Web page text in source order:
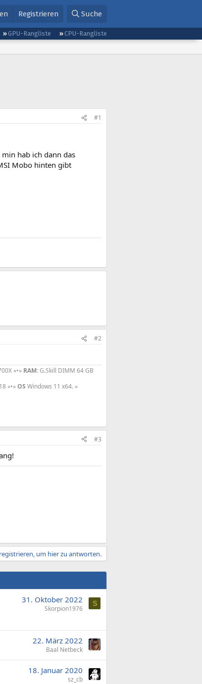
Registrieren Suche
GPU-Rangliste
CPU-Rangliste
#1
hab ich dann das
Mobo hinten gibt
#2
«•» RAM:G.Skill DIMM 64 GB
«•»OS Windows 11 x64. »​
#3
um hier zu antworten.
31. Oktober 2022
Skorpion1976
S
22. März 2022
Baal Netbeck
18. Januar 2020
sz_cb